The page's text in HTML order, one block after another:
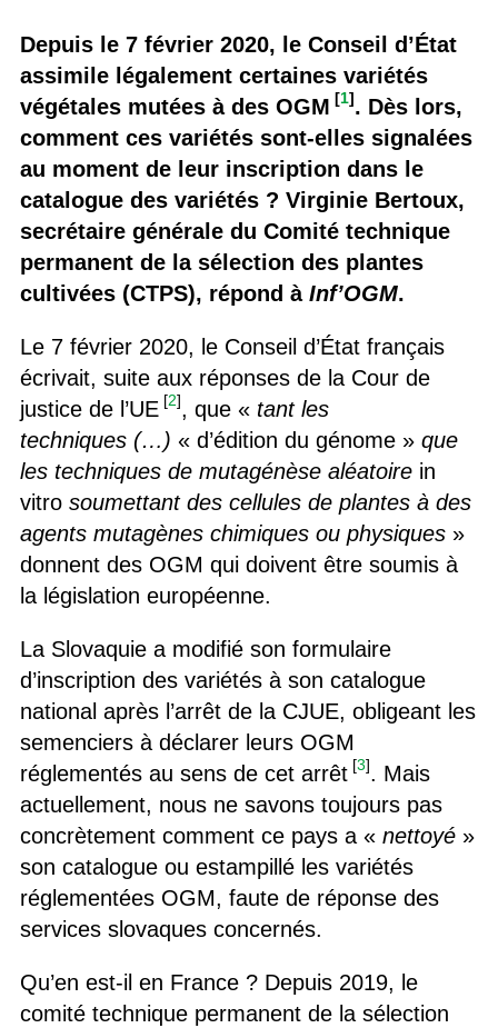
Depuis le 7 février 2020, le Conseil d’État
assimile légalement certaines variétés
végétales mutées à des OGM [1]. Dès lors,
comment ces variétés sont-elles signalées
au moment de leur inscription dans le
catalogue des variétés ? Virginie Bertoux,
secrétaire générale du Comité technique
permanent de la sélection des plantes
cultivées (CTPS), répond à Inf’OGM.
Le 7 février 2020, le Conseil d’État français
écrivait, suite aux réponses de la Cour de
justice de l’UE [2], que « tant les
techniques (…) « d’édition du génome » que
les techniques de mutagénèse aléatoirein
vitro soumettant des cellules de plantes à des
agents mutagènes chimiques ou physiques»
donnent des OGM qui doivent être soumis à
la législation européenne.
La Slovaquie a modifié son formulaire
d’inscription des variétés à son catalogue
national après l’arrêt de la CJUE, obligeant les
semenciers à déclarer leurs OGM
réglementés au sens de cet arrêt [3]. Mais
actuellement, nous ne savons toujours pas
concrètement comment ce pays a « nettoyé»
son catalogue ou estampillé les variétés
réglementées OGM, faute de réponse des
services slovaques concernés.
Qu’en est-il en France ? Depuis 2019, le
comité technique permanent de la sélection